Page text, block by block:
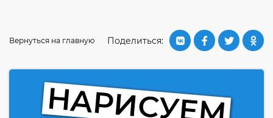
Поделиться:
Вернуться на главную